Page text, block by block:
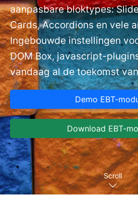
aanpasbare bloktypes:
Cards, Accordions en vele
Ingebouwde instellingen
DOM Box, javascript-
vandaag al de toekomst
Demo EBT-
Download EBT-
Scroll